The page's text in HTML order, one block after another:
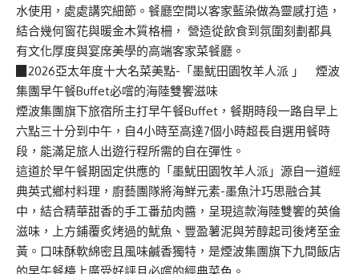
水使用，處處講究細節。餐廳空間以客家藍染做為靈感打造，
結合幾何窗花與暖金木質格柵， 營造從飲食到氛圍刻劃都具
有文化厚度與宴席美學的高端客家菜餐廳。
▉2026亞太年度十大名菜美點-「墨魷田園牧羊人派 」 煙波
集團早午餐Buffet必嚐的海陸雙饗滋味
煙波集團旗下旅宿所主打早午餐Buffet，餐期時段一路自早上
六點三十分到中午，自4小時至高達7個小時超長自選用餐時
段，能滿足旅人出遊行程所需的自在彈性。
這道於早午餐期固定供應的「墨魷田園牧羊人派」源自一道經
典英式鄉村料理，廚藝團隊將海鮮元素-墨魚汁巧思融合其
中，結合精華甜香的手工番茄肉醬，呈現這款海陸雙饗的英倫
滋味，上方鋪覆炙烤過的魷魚、豐盈薯泥與芳醇起司後烤至金
黃。口味酥軟綿密且風味鹹香獨特，是煙波集團旗下九間飯店